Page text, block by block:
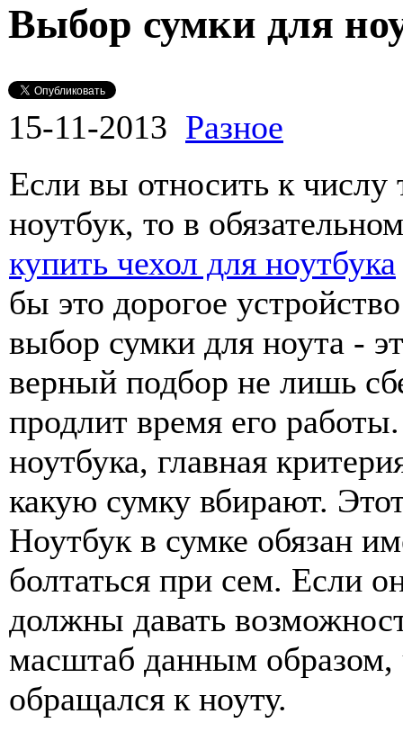
Выбор сумки для
15-11-2013 Разное
Если вы относить к числу
ноутбук, то в
купить чехол для ноутбука
бы это дорогое
выбор сумки для ноута -
верный подбор не лишь
продлит время его
ноутбука, главная
какую сумку вбирают.
Ноутбук в сумке обязан
болтаться при сем. Если
должны давать
масштаб данным образом,
обращался к ноуту.